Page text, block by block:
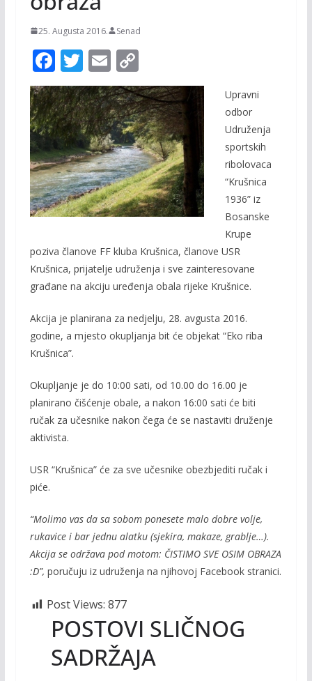
25. Augusta 2016. Senad
F
ac
e
b
o
o
k
T
w
itt
er
E
m
ai
l
C
o
p
y
Li
n
k
Upravni
odbor
Udruženja
sportskih
ribolovaca
“Krušnica
1936” iz
Bosanske
Krupe
poziva članove FF kluba Krušnica, članove USR
Krušnica, prijatelje udruženja i sve zainteresovane
građane na akciju uređenja obala rijeke Krušnice.
Akcija je planirana za nedjelju, 28. avgusta 2016.
godine, a mjesto okupljanja bit će objekat “Eko riba
Krušnica”.
Okupljanje je do 10:00 sati, od 10.00 do 16.00 je
planirano čišćenje obale, a nakon 16:00 sati će biti
ručak za učesnike nakon čega će se nastaviti druženje
aktivista.
USR “Krušnica” će za sve učesnike obezbjediti ručak i
piće.
“Molimo vas da sa sobom ponesete malo dobre volje,
rukavice i bar jednu alatku (sjekira, makaze, grablje…).
Akcija se održava pod motom: ČISTIMO SVE OSIM OBRAZA
:D”, poručuju iz udruženja na njihovoj Facebook stranici.
Post Views: 877
POSTOVI SLIČNOG
SADRŽAJA